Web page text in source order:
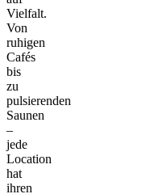
Vielfalt.
Von
ruhigen
Cafés
bis
zu
pulsierenden
Saunen
–
jede
Location
hat
ihren